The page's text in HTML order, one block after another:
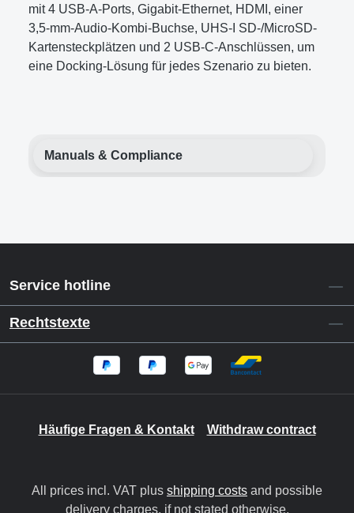
mit 4 USB-A-Ports, Gigabit-Ethernet, HDMI, einer
3,5-mm-Audio-Kombi-Buchse, UHS-I SD-/MicroSD-
Kartensteckplätzen und 2 USB-C-Anschlüssen, um
eine Docking-Lösung für jedes Szenario zu bieten.
Manuals & Compliance
Service hotline
Rechtstexte
Häufige Fragen & Kontakt Withdraw contract
All prices incl. VAT plus shipping costs and possible
delivery charges, if not stated otherwise.